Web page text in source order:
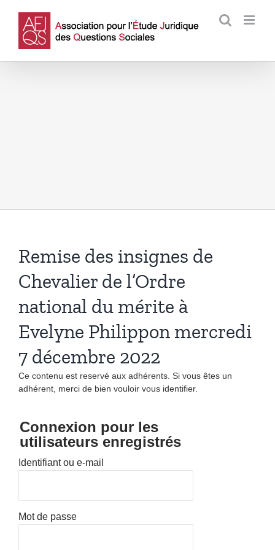
contenu
Remise des insignes de
Chevalier de l’Ordre
national du mérite à
Evelyne Philippon mercredi
7 décembre 2022
Ce contenu est reservé aux adhérents. Si vous êtes un
adhérent, merci de bien vouloir vous identifier.
Connexion pour les
utilisateurs enregistrés
Identifiant ou e-mail
Mot de passe